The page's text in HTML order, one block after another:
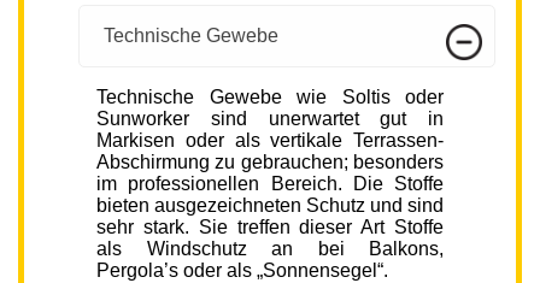
Technische Gewebe
Technische Gewebe wie Soltis oder
Sunworker sind unerwartet gut in
Markisen oder als vertikale Terrassen-
Abschirmung zu gebrauchen; besonders
im professionellen Bereich. Die Stoffe
bieten ausgezeichneten Schutz und sind
sehr stark. Sie treffen dieser Art Stoffe
als Windschutz an bei Balkons,
Pergola’s oder als „Sonnensegel“.